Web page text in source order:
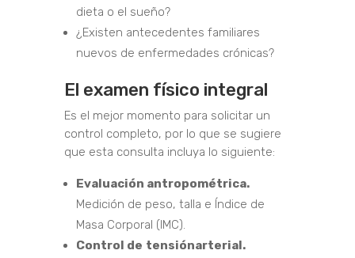
dieta o el sueño?
¿Existen antecedentes familiares
nuevos de enfermedades crónicas?
El examen físico integral
Es el mejor momento para solicitar un
control completo, por lo que se sugiere
que esta consulta incluya lo siguiente:
Evaluación antropométrica.
Medición de peso, talla e Índice de
Masa Corporal (IMC).
Control de tensiónarterial.